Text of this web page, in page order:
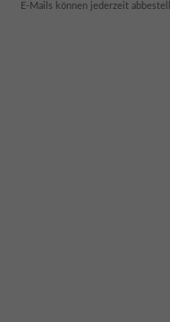
E-Mails können jederzeit